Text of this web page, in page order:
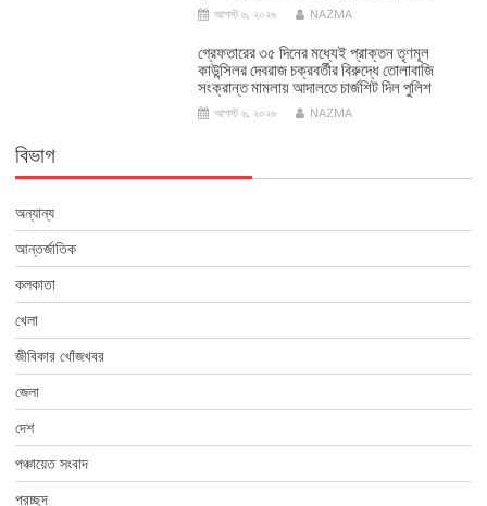
আগস্ট ৬, ২০২৬ NAZMA
গ্রেফতারের ৩৫ দিনের মধ্যেই প্রাক্তন তৃণমূল
কাউন্সিলর দেবরাজ চক্রবর্তীর বিরুদ্ধে তোলাবাজি
সংক্রান্ত মামলায় আদালতে চার্জশিট দিল পুলিশ
আগস্ট ৬, ২০২৬ NAZMA
বিভাগ
অন্যান্য
আন্তর্জাতিক
কলকাতা
খেলা
জীবিকার খোঁজখবর
জেলা
দেশ
পঞ্চায়েত সংবাদ
প্রচ্ছদ